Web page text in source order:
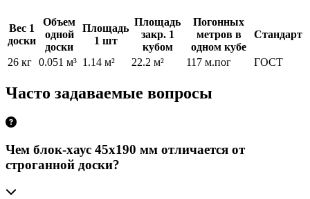
Вес 1
доски
Объем
одной
доски
Площадь
1 шт
Площадь
закр. 1
кубом
Погонных
метров в
одном кубе
Стандарт
26 кг 0.051 м³ 1.14 м² 22.2 м² 117 м.пог ГОСТ
Часто задаваемые вопросы
Чем блок-хаус 45х190 мм отличается от
строганной доски?